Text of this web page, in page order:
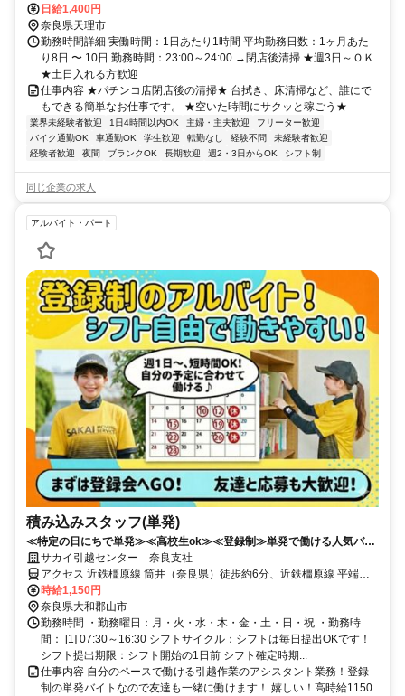
（桜井方面）南へ車で約８分
日給1,400円
奈良県天理市
勤務時間詳細 実働時間：1日あたり1時間 平均勤務日数：1ヶ月あた
り8日 〜 10日 勤務時間：23:00～24:00 →閉店後清掃 ★週3日～ＯＫ
★土日入れる方歓迎
仕事内容 ★パチンコ店閉店後の清掃★ 台拭き、床清掃など、誰にで
もできる簡単なお仕事です。 ★空いた時間にサクッと稼ごう★
業界未経験者歓迎 1日4時間以内OK 主婦・主夫歓迎
フリーター歓迎
バイク通勤OK
車通勤OK 学生歓迎 転勤なし 経験不問
未経験者歓迎
経験者歓迎
夜間 ブランクOK 長期歓迎 週2・3日からOK シフト制
同じ企業の求人
アルバイト・パート
積み込みスタッフ(単発)
≪特定の日にちで単発≫≪高校生ok≫≪登録制≫単発で働ける人気バイ
ト♪時給1150円で稼げる!!
サカイ引越センター 奈良支社
アクセス 近鉄橿原線 筒井（奈良県）徒歩約6分、近鉄橿原線 平端徒
歩約15分、近鉄天理線 平端徒歩約15分 近鉄筒井駅 徒歩5分
時給1,150円
奈良県大和郡山市
勤務時間 ・勤務曜日：月・火・水・木・金・土・日・祝 ・勤務時
間： [1] 07:30～16:30 シフトサイクル：シフトは毎日提出OKです！
シフト提出期限：シフト開始の1日前 シフト確定時期...
仕事内容 自分のペースで働ける引越作業のアシスタント業務！登録
制の単発バイトなので友達も一緒に働けます！ 嬉しい！高時給1150